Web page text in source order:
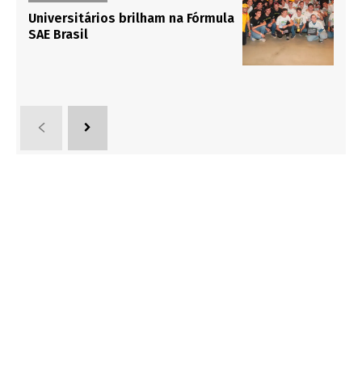
Universitários brilham na Fórmula
SAE Brasil